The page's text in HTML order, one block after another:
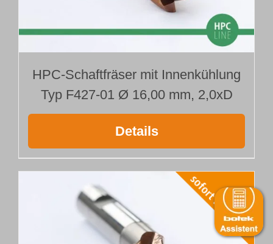
HPC-Schaftfräser mit Innenkühlung
Typ F427-01 Ø 16,00 mm, 2,0xD
Details